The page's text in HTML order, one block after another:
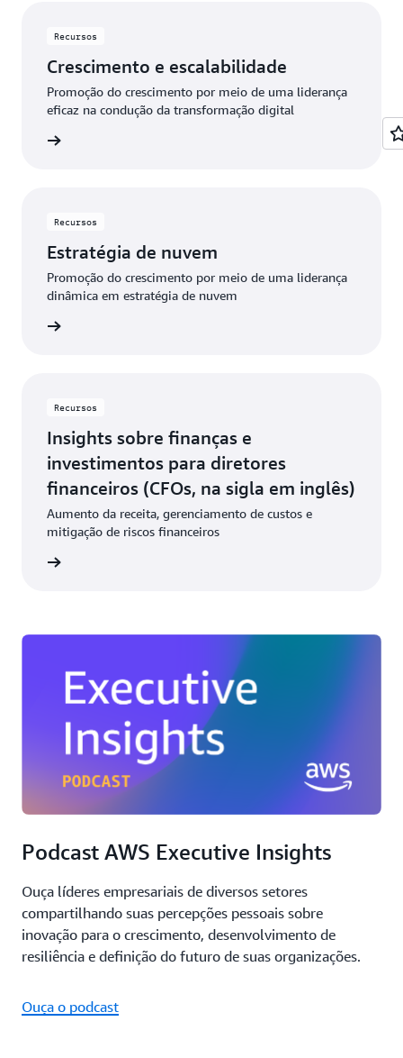
Recursos
Crescimento e escalabilidade
Promoção do crescimento por meio de uma liderança
eficaz na condução da transformação digital
Recursos
Estratégia de nuvem
Promoção do crescimento por meio de uma liderança
dinâmica em estratégia de nuvem
Recursos
Insights sobre finanças e
investimentos para diretores
financeiros (CFOs, na sigla em inglês)
Aumento da receita, gerenciamento de custos e
mitigação de riscos financeiros
Podcast AWS Executive Insights
Ouça líderes empresariais de diversos setores
compartilhando suas percepções pessoais sobre
inovação para o crescimento, desenvolvimento de
resiliência e definição do futuro de suas organizações.
Ouça o podcast